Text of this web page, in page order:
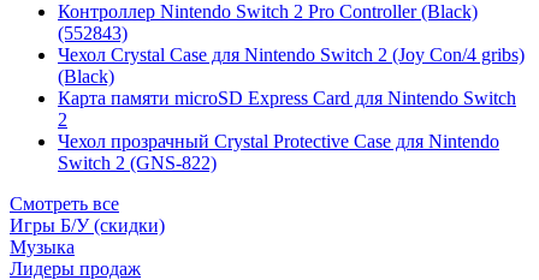
Контроллер Nintendo Switch 2 Pro Controller (Black)
(552843)
Чехол Сrystal Сase для Nintendo Switch 2 (Joy Con/4 gribs)
(Black)
Карта памяти microSD Express Card для Nintendo Switch
2
Чехол прозрачный Crystal Protective Case для Nintendo
Switch 2 (GNS-822)
Смотреть все
Игры Б/У (скидки)
Музыка
Лидеры продаж